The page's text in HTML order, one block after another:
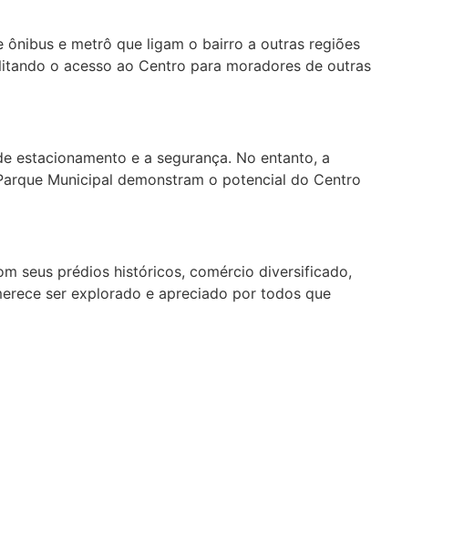
e metrô que ligam o bairro a outras regiões
o acesso ao Centro para moradores de outras
estacionamento e a segurança. No entanto, a
Municipal demonstram o potencial do Centro
seus prédios históricos, comércio diversificado,
ser explorado e apreciado por todos que